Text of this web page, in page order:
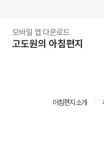
모바일 앱 다운로드
고도원의 아침편지
아침편지 소개